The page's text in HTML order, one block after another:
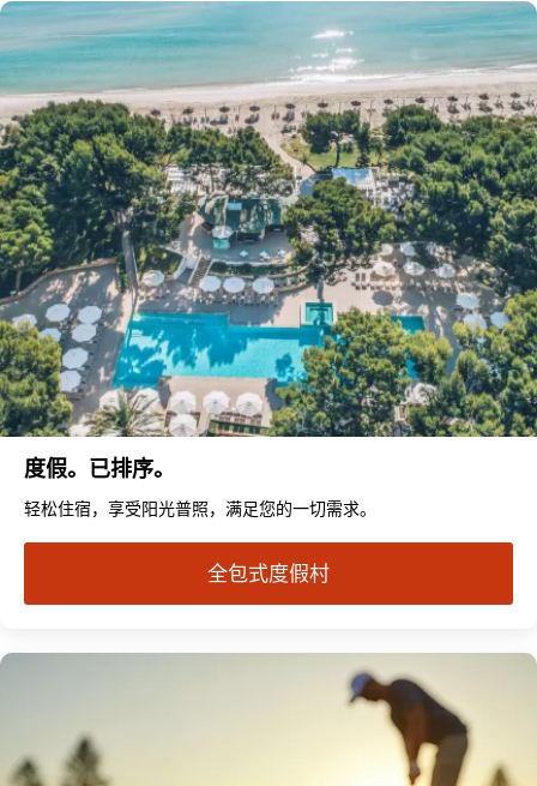
度假。已排序。
轻松住宿，享受阳光普照，满足您的一切需求。
全包式度假村